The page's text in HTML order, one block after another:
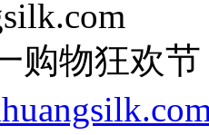
购物狂欢节